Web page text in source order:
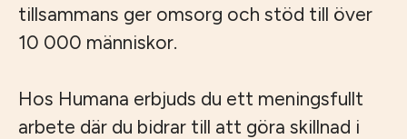
tillsammans ger omsorg och stöd till över
10 000 människor.
Hos Humana erbjuds du ett meningsfullt
arbete där du bidrar till att göra skillnad i